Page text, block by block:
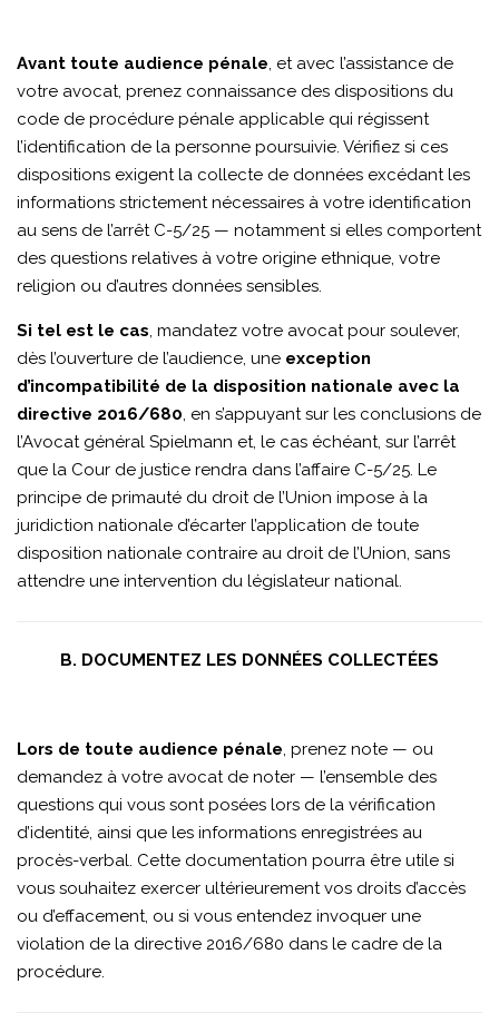
Avant toute audience pénale, et avec l’assistance de
votre avocat, prenez connaissance des dispositions du
code de procédure pénale applicable qui régissent
l’identification de la personne poursuivie. Vérifiez si ces
dispositions exigent la collecte de données excédant les
informations strictement nécessaires à votre identification
au sens de l’arrêt C-5/25 — notamment si elles comportent
des questions relatives à votre origine ethnique, votre
religion ou d’autres données sensibles.
Si tel est le cas, mandatez votre avocat pour soulever,
dès l’ouverture de l’audience, une exception
d’incompatibilité de la disposition nationale avec la
directive 2016/680, en s’appuyant sur les conclusions de
l’Avocat général Spielmann et, le cas échéant, sur l’arrêt
que la Cour de justice rendra dans l’affaire C-5/25. Le
principe de primauté du droit de l’Union impose à la
juridiction nationale d’écarter l’application de toute
disposition nationale contraire au droit de l’Union, sans
attendre une intervention du législateur national.
B. DOCUMENTEZ LES DONNÉES COLLECTÉES
Lors de toute audience pénale, prenez note — ou
demandez à votre avocat de noter — l’ensemble des
questions qui vous sont posées lors de la vérification
d’identité, ainsi que les informations enregistrées au
procès-verbal. Cette documentation pourra être utile si
vous souhaitez exercer ultérieurement vos droits d’accès
ou d’effacement, ou si vous entendez invoquer une
violation de la directive 2016/680 dans le cadre de la
procédure.